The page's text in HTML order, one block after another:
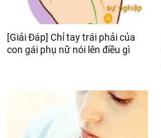
[Giải Đáp] Chỉ tay trái phải của
con gái phụ nữ nói lên điều gì